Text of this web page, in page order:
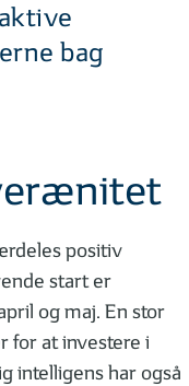
bag
positiv
start er
og maj. En stor
for at investere i
intelligens har også